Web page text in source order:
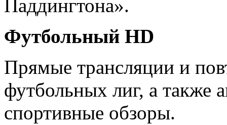
Паддингтона».
Футбольный HD
Прямые трансляции и
футбольных лиг, а также
спортивные обзоры.